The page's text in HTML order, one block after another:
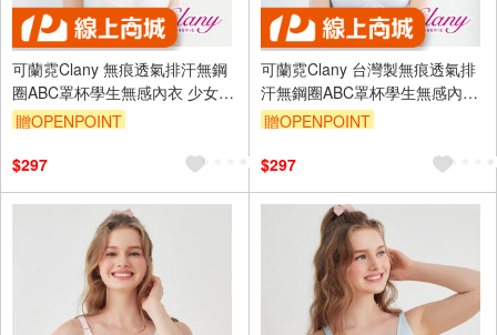
可蘭霓Clany 無痕透氣排汗無鋼
圈ABC罩杯學生無感內衣 少女成
長型涼感 6989-22 白
贈OPENPOINT
$297
可蘭霓Clany 台灣製無痕透氣排
汗無鋼圈ABC罩杯學生無感內衣
少女成長型涼感 6989-61 灰
贈OPENPOINT
$297